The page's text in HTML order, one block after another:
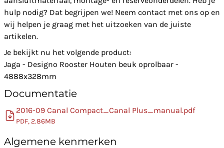
hulp nodig? Dat begrijpen we! Neem contact met ons op en
wij helpen je graag met het uitzoeken van de juiste
artikelen.
Je bekijkt nu het volgende product:
Jaga - Designo Rooster Houten beuk oprolbaar -
4888x328mm
Documentatie
2016-09 Canal Compact_Canal Plus_manual.pdf
PDF, 2.86MB
Algemene kenmerken